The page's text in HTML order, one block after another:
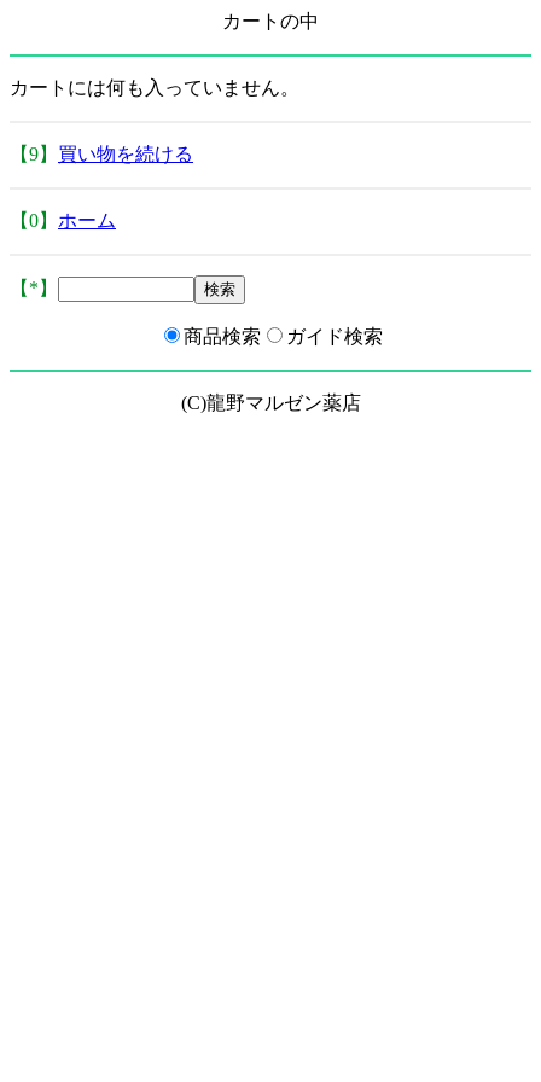
カートの中
カートには何も入っていません。
【9】 買い物を続ける
【0】 ホーム
【*】
商品検索 ガイド検索
(C)龍野マルゼン薬店